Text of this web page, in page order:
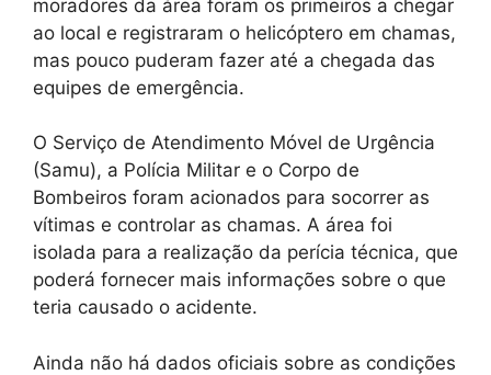
moradores da área foram os primeiros a chegar
ao local e registraram o helicóptero em chamas,
mas pouco puderam fazer até a chegada das
equipes de emergência.
O Serviço de Atendimento Móvel de Urgência
(Samu), a Polícia Militar e o Corpo de
Bombeiros foram acionados para socorrer as
vítimas e controlar as chamas. A área foi
isolada para a realização da perícia técnica, que
poderá fornecer mais informações sobre o que
teria causado o acidente.
Ainda não há dados oficiais sobre as condições